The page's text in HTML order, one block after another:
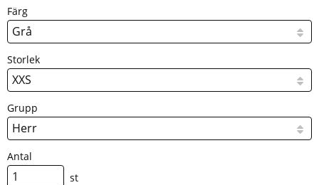
Färg
Storlek
Grupp
Antal
st